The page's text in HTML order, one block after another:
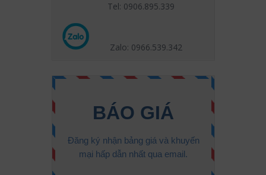
Tel: 0906.895.339
Zalo: 0966.539.342